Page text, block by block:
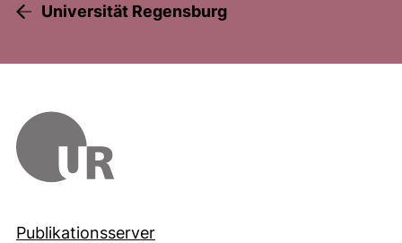
Universität Regensburg
Publikationsserver